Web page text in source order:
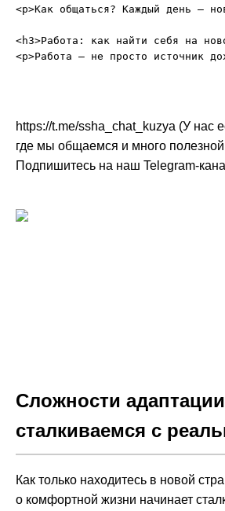
<p>Как общаться? Каждый день —
<h3>Работа: как найти себя на
https://t.me/ssha_chat_kuzya (У нас
где мы общаемся и много
Подпишитесь на наш Telegram-
Сложности
сталкиваемся с
Как только находитесь в новой
о комфортной жизни начинает